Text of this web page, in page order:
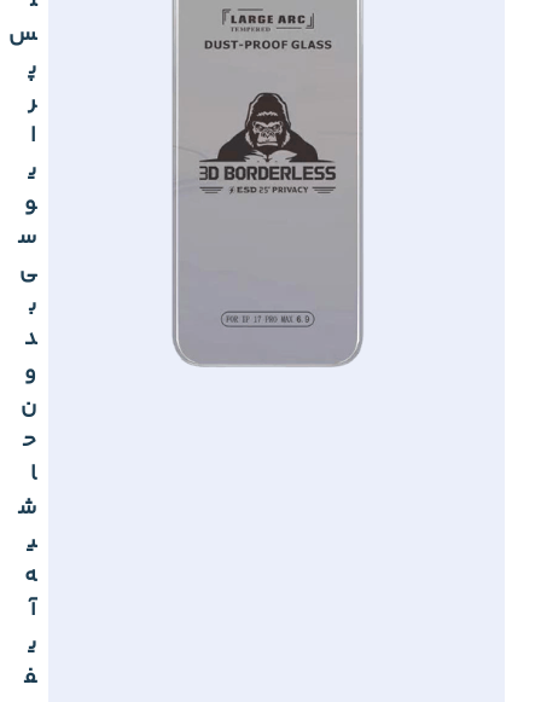
س
پ
ر
ا
ی
و
س
ی
ب
د
و
ن
ح
ا
ش
ی
ه
آ
ی
ف